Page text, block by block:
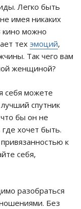
Легко быть
имея никаких
кино можно
тех эмоций,
Так чего вам
женщиной?
себя можете
спутник
бы он не
хочет быть.
к
себя,
разобраться
Без